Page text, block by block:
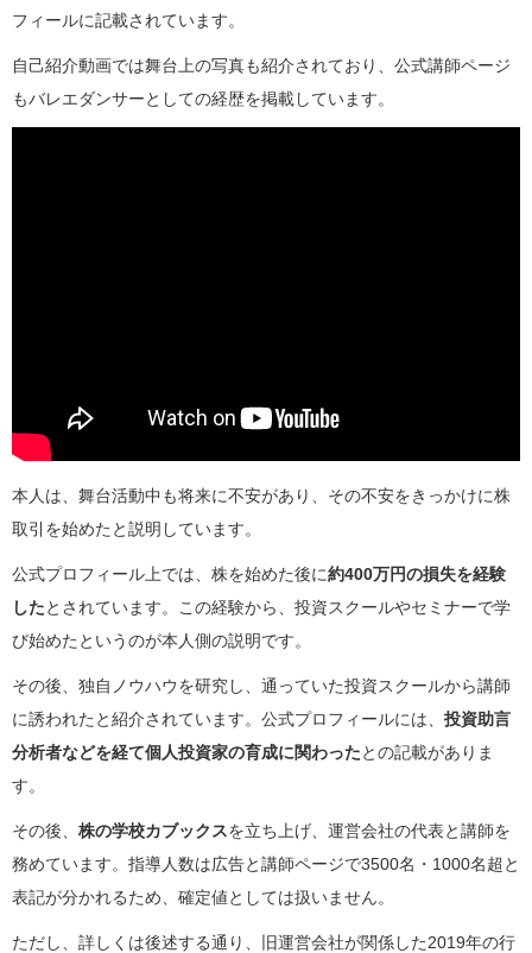
フィールに記載されています。
自己紹介動画では舞台上の写真も紹介されており、公式講師ページ
もバレエダンサーとしての経歴を掲載しています。
本人は、舞台活動中も将来に不安があり、その不安をきっかけに株
取引を始めたと説明しています。
公式プロフィール上では、株を始めた後に約400万円の損失を経験
したとされています。この経験から、投資スクールやセミナーで学
び始めたというのが本人側の説明です。
その後、独自ノウハウを研究し、通っていた投資スクールから講師
に誘われたと紹介されています。公式プロフィールには、 投資助言
分析者などを経て個人投資家の育成に関わったとの記載がありま
す。
その後、 株の学校カブックスを立ち上げ、運営会社の代表と講師を
務めています。指導人数は広告と講師ページで3500名・1000名超と
表記が分かれるため、確定値としては扱いません。
ただし、詳しくは後述する通り、旧運営会社が関係した2019年の行